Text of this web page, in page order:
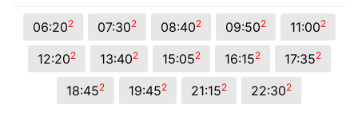
06:202 07:302 08:402 09:502 11:002
12:202 13:402 15:052 16:152 17:352
18:452 19:452 21:152 22:302